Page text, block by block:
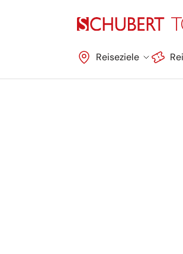
Navigation überspringen
Reiseziele